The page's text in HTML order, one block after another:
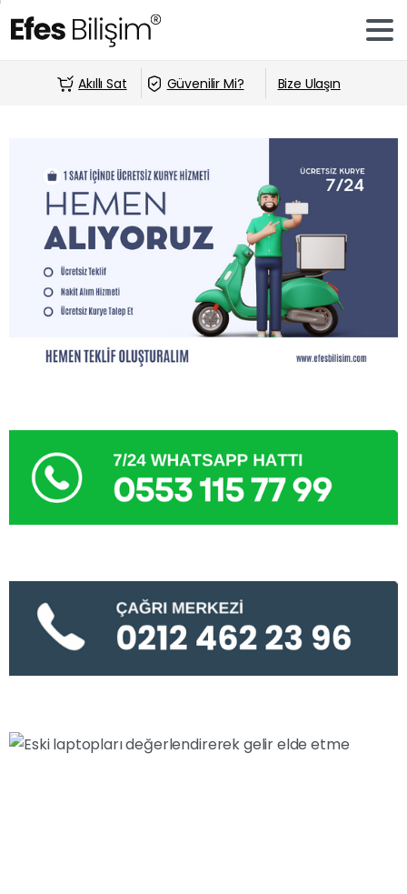
Akıllı Sat Güvenilir Mi? Bize Ulaşın